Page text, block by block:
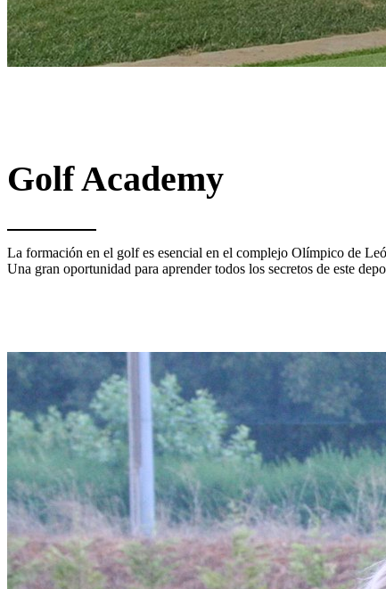
Golf Academy
La formación en el golf es esencial en el complejo Olímpico de
Una gran oportunidad para aprender todos los secretos de este